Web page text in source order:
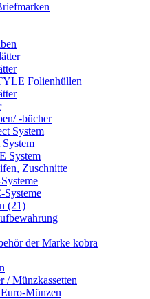
Folienhüllen
-bücher
System
System
Zuschnitte
(21)
der Marke kobra
/ Münzkassetten
Münzen